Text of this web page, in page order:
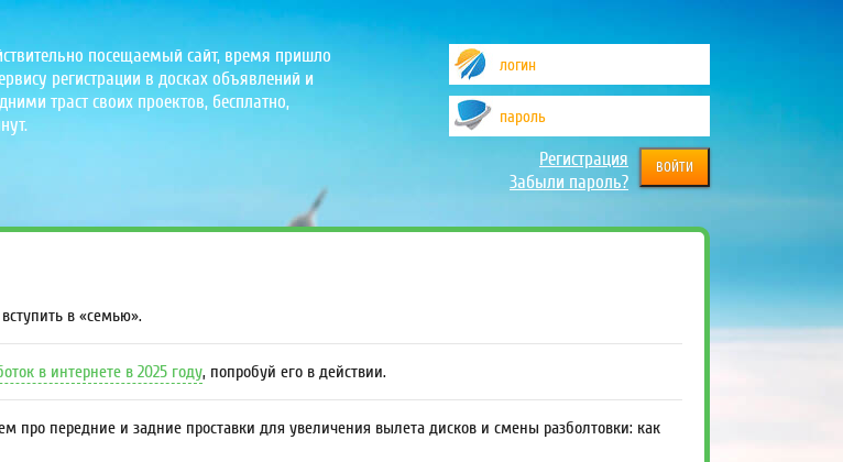
посещаемый сайт, время пришло
регистрации в досках объявлений и
траст своих проектов, бесплатно,
Регистрация
Забыли пароль?
в «семью».
в интернете в 2025 году, попробуй его в действии.
про передние и задние проставки для увеличения вылета дисков и смены разболтовки: как